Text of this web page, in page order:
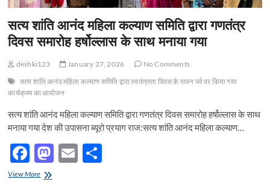
रवि
शंकर
पाण्डेय
अध्यक्ष
प्रयागराज
जीएसटी
अपीलीय
ट्रिब्यूनल
बार
सत्य शांति आनंद महिला कल्याण समिति द्वारा गणतंत्र
दिवस समारोह हर्षोल्लास के साथ मनाया गया
deshki123 January 27, 2026
No Comments
सत्य शांति आनंद महिला कल्याण समिति द्वारा स्वतंत्रता दिवस के पावन पर्व पर किया गया
कार्यक्रम का आयोजन
सत्य शांति आनंद महिला कल्याण समिति द्वारा गणतंत्र दिवस समारोह हर्षोल्लास के साथ
मनाया गया देश की उपासना ब्यूरो प्रयाग राज:सत्य शांति आनंद महिला कल्याण…
F
ac
M E
View Moreसत्य